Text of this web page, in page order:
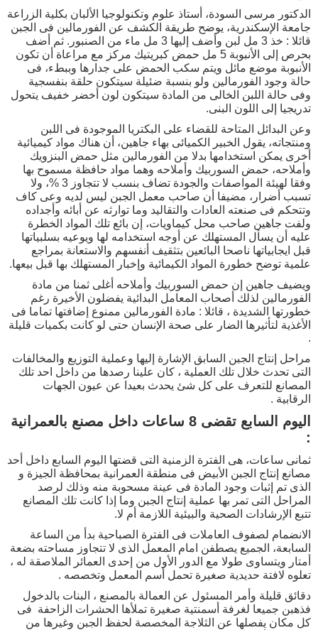
الدكتور مرسى السودة، أستاذ علوم وتكنولوجيا الألبان بكلية الزراعة
جامعة الإسكندرية، يوضح طريقة الكشف عن الفورمالين فى الجبن
قائلا : خذ 3 مل لبن وأضف إليها 3 مل ماء من الصنبور. ثم أضف
بحرص إلى الأنبوبة 5 مل حمض كبريتيك مركز مع مراعاة أن تكون
الأنبوبة موضع مائل ويتم سكب الحمض على جدارها وببطء، فى
حالة وجود الفورمالين ولو بنسبة ضئيلة سيتكون حلقة بنفسجية
وفى حالة اللبن الخالى من المادة سيتكون لون أخضر خفيف يتحول
تدريجيا إلى اللون البنى.
وعن البدائل المتاحة للقضاء على البكتريا الموجودة فى اللبن
ومنتجاته، يقول الخبير الكميائى بهاء جاهين، أن هناك مواد كيميائية
أخرى يمكن استخدامها بدلا من الفورمالين مثل حمض البنزويك
وأملاحه، حمض السوربيك وأملاحه وهما مواد حافظة مسموح بها
وفقا لهيئة المواصفات والجودة تضاف بنسب لا تتجاوز 3 %، ولا
تسبب أضرار، مضيفا أن صاحب معمل الجبن ليس لديه وعى كاف
وتتحكم فى صنعته العادات والتقاليد وما توارثه عن أبائه وأجداده
ولفت جاهين صاحب محل كيماويات، إن بائع تلك المواد الخطرة
عليه أن يسأل المستهلك عن أوجه استخدامه لها ويوعيه بسلبياتها
قبل ايجابياتها ناصحا البائعين بتثقيف أنفسهم والاستعانة بمراجع
علمية توضح خطورة المواد الكيمائية وإخبار المستهلك بها قبل بيعها.
ويضيف جاهين إن حمض السوربيك وأملاحه أغلى ثمنا من مادة
الفورمالين لذلك أصحاب المعامل البدائية يفضلون الأخيرة رغم
خطورتها الشديدة ، قائلا : مادة الفورمالين ممنوع إضافتها تماما فى
الأغذية لتأثيرها الضار على صحة الإنسان حتى لو كانت بكميات قليلة
.
مراحل إنتاج الجبن السابق الإشارة إليها وعملية التوزيع والمخالفات
التى تحدث خلال تلك العملية ، كان علينا رصدها من داخل احد تلك
المصانع للتعرف على كل شئ يحدث بعيدا عن عيون الجهات
الرقابية .
اليوم السابع تقضى 8 ساعات داخل مصنع بالعمرانية
:
ثمانى ساعات، هى الفترة الزمنية التى قضتها اليوم السابع داخل أحد
مصانع إنتاج الجبن الأبيض فى منطقة العمرانية بمحافظة الجيزة و
الذى تم إثبات وجود المادة فى عينة مسحوبة منه وذلك لرصد
المراحل التى تمر بها عملية إنتاج الجبن وما إذا كانت تلك المصانع
تتبع الإرشادات الصحية والبيئية اللازمة أم لا.
الانضمام لصفوف العاملات فى الفترة الصباحية بدأ من الساعة
السابعة، الجميع يصطفن امام المعمل الذى لا تتجاوز مساحته بضعة
أمتار ويتساوى طولا مع الدور الأول من إحدى العمائر الملاصقة له ،
تعلوه لافتة حديدية صغيرة تحمل أسم المعمل وتخصصه .
دقائق قليلة وأمر المسئول عن العمالة بالمصنع ، البنات بالدخول
فذهبن جميعا لغرفة أسمنتية صغيرة تملأها الحشرات الزاحفة فى
كل مكان يفصلها عن الثلاجة المخصصة لحفظ الجبن وغيرها من